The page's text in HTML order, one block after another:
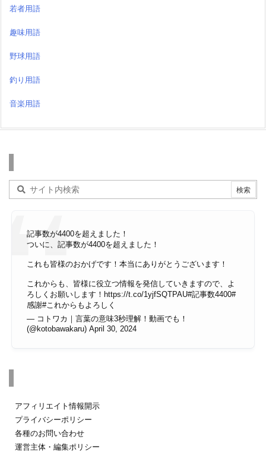
若者用語
趣味用語
野球用語
釣り用語
音楽用語
記事数が4400を超えました！
ついに、記事数が4400を超えました！
これも皆様のおかげです！本当にありがとうございます！
これからも、皆様に役立つ情報を発信していきますので、よ
ろしくお願いします！ https://t.co/1yjfSQTPAU#記事数4400#
感謝#これからもよろしく
— コトワカ｜言葉の意味3秒理解！動画でも！
(@kotobawakaru) April 30, 2024
アフィリエイト情報開示
プライバシーポリシー
各種のお問い合わせ
運営主体・編集ポリシー